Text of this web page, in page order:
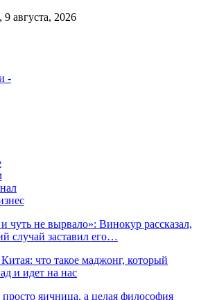
9 августа, 2026
-
чуть не вырвало»: Винокур рассказал,
случай заставил его…
что такое маджонг, который
и идет на нас
яичница, а целая философия